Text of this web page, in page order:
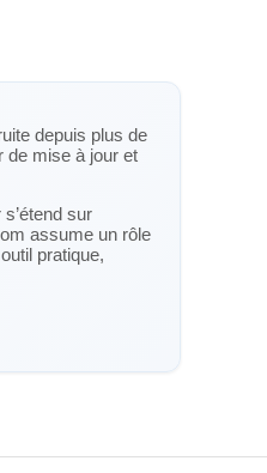
depuis plus de
de mise à jour et
sur
assume un rôle
pratique,